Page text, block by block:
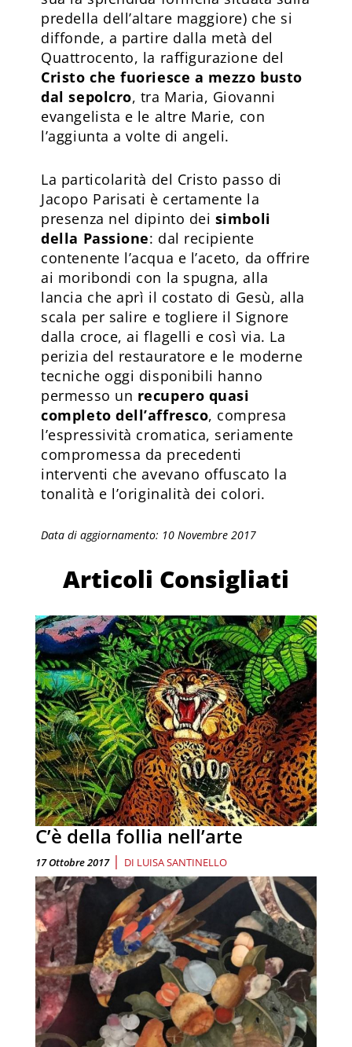
predella dell’altare maggiore) che si
diffonde, a partire dalla metà del
Quattrocento, la raffigurazione del
Cristo che fuoriesce a mezzo busto
dal sepolcro, tra Maria, Giovanni
evangelista e le altre Marie, con
l’aggiunta a volte di angeli.
La particolarità del Cristo passo di
Jacopo Parisati è certamente la
presenza nel dipinto dei simboli
della Passione: dal recipiente
contenente l’acqua e l’aceto, da offrire
ai moribondi con la spugna, alla
lancia che aprì il costato di Gesù, alla
scala per salire e togliere il Signore
dalla croce, ai flagelli e così via. La
perizia del restauratore e le moderne
tecniche oggi disponibili hanno
permesso un recupero quasi
completo dell’affresco, compresa
l’espressività cromatica, seriamente
compromessa da precedenti
interventi che avevano offuscato la
tonalità e l’originalità dei colori.
Data di aggiornamento: 10 Novembre 2017
Articoli Consigliati
C’è della follia nell’arte
17 Ottobre 2017 | DI LUISA SANTINELLO